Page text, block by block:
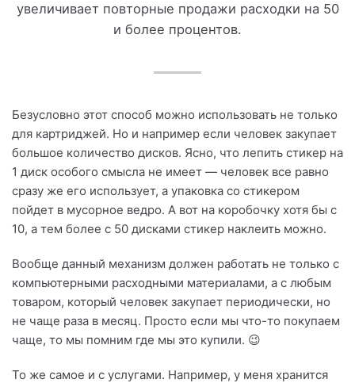
увеличивает повторные продажи расходки на 50
и более процентов.
Безусловно этот способ можно использовать не только
для картриджей. Но и например если человек закупает
большое количество дисков. Ясно, что лепить стикер на
1 диск особого смысла не имеет — человек все равно
сразу же его использует, а упаковка со стикером
пойдет в мусорное ведро. А вот на коробочку хотя бы с
10, а тем более с 50 дисками стикер наклеить можно.
Вообще данный механизм должен работать не только с
компьютерными расходными материалами, а с любым
товаром, который человек закупает периодически, но
не чаще раза в месяц. Просто если мы что-то покупаем
чаще, то мы помним где мы это купили. 😉
То же самое и с услугами. Например, у меня хранится